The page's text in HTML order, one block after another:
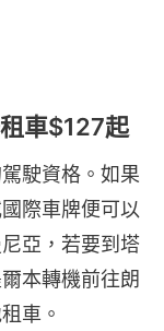
車$127起
駛資格。如果
際車牌便可以
亞，若要到塔
本轉機前往朗
車。